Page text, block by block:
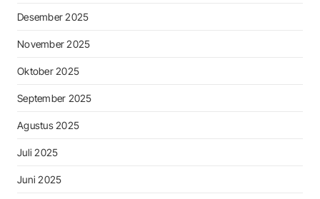
Desember 2025
November 2025
Oktober 2025
September 2025
Agustus 2025
Juli 2025
Juni 2025